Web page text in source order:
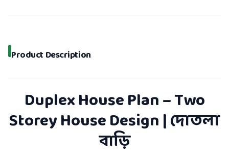
Product Description
Duplex House Plan – Two
Storey House Design | দোতলা
বাড়ি